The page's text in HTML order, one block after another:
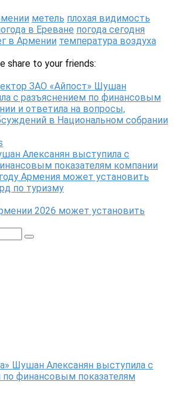
метель плохая видимость
в Ереване погода сегодня
в Армении температура воздуха
share to your friends:
Алексанян выступила с
показателям компании
2026 может установить
Шушан Алексанян выступила с
по финансовым показателям